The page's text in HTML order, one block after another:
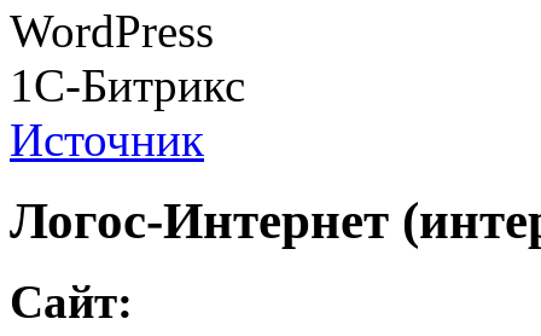
WordPress
1С-Битрикс
Источник
Логос-Интернет
Сайт: